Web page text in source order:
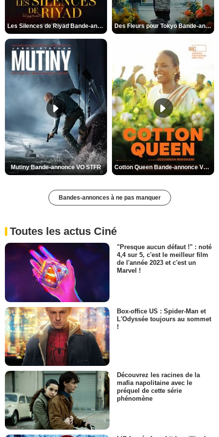
Les Silences de Riyad Bande-annonce VO STFR Des Fleurs pour Tokyo Bande-annonce VO STFR
Mutiny Bande-annonce VO STFR Cotton Queen Bande-annonce VO STFR
Bandes-annonces à ne pas manquer
Toutes les actus Ciné
"Presque aucun défaut !" : noté
4,4 sur 5, c'est le meilleur film
de l'année 2023 et c'est un
Marvel !
Box-office US : Spider-Man et
L'Odyssée toujours au sommet
!
Découvrez les racines de la
mafia napolitaine avec le
préquel de cette série
phénomène